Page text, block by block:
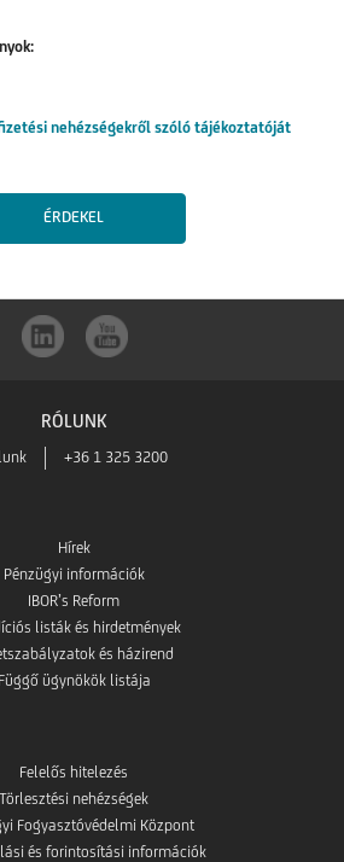
nehézségekről szóló tájékoztatóját
ÉRDEKEL
RÓLUNK
+36 1 325 3200
Hírek
Pénzügyi információk
IBOR’s Reform
listák és hirdetmények
és házirend
Függő ügynökök listája
Felelős hitelezés
Törlesztési nehézségek
Fogyasztóvédelmi Központ
és forintosítási információk